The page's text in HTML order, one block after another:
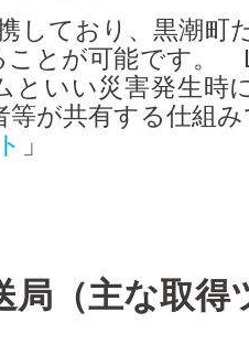
しており、黒潮町
ことが可能です。
といい災害発生時
等が共有する仕組
」
局（主な取得